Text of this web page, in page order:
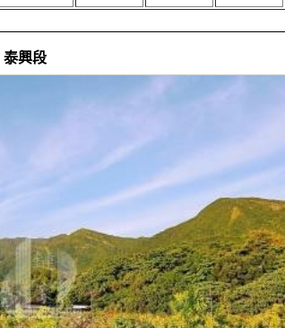
泰興段